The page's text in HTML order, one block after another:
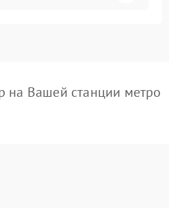
на Вашей станции метро